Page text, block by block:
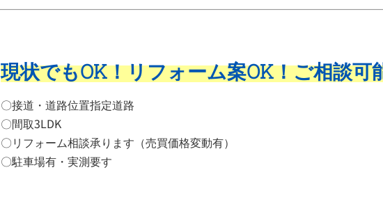
現状でもOK！リフォーム案OK！ご相談可
〇接道・道路位置指定道路
〇間取3LDK
〇リフォーム相談承ります（売買価格変動有）
〇駐車場有・実測要す